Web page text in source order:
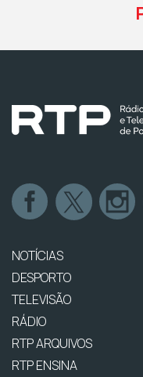
NOTÍCIAS
DESPORTO
TELEVISÃO
RÁDIO
RTP ARQUIVOS
RTP ENSINA